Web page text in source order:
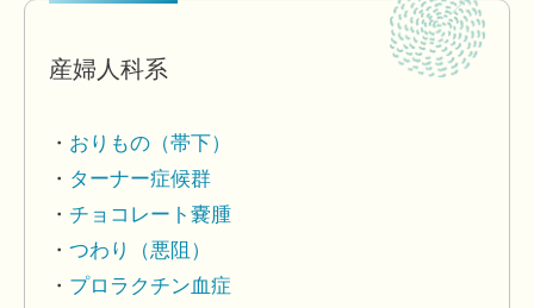
産婦人科系
おりもの（帯下）
ターナー症候群
チョコレート嚢腫
つわり（悪阻）
プロラクチン血症